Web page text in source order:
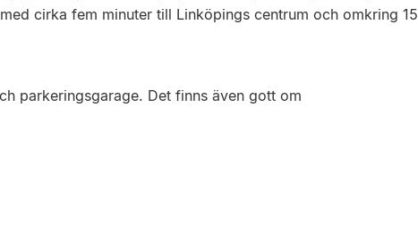
cirka fem minuter till Linköpings centrum och omkring 15
parkeringsgarage. Det finns även gott om